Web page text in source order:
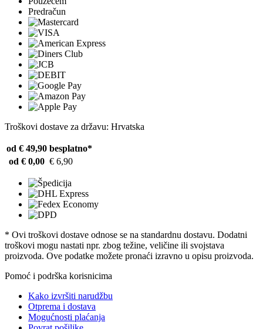
Predračun
Troškovi dostave za državu: Hrvatska
od € 49,90 besplatno*
od € 0,00 € 6,90
* Ovi troškovi dostave odnose se na standardnu ​​dostavu. Dodatni
troškovi mogu nastati npr. zbog težine, veličine ili svojstava
proizvoda. Ove podatke možete pronaći izravno u opisu proizvoda.
Pomoć i podrška korisnicima
Kako izvršiti narudžbu
Otprema i dostava
Mogućnosti plaćanja